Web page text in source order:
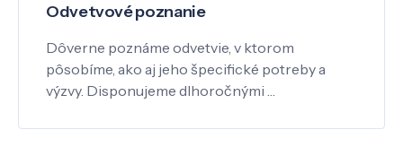
Odvetvové poznanie
Dôverne poznáme odvetvie, v ktorom
pôsobíme, ako aj jeho špecifické potreby a
výzvy. Disponujeme dlhoročnými …